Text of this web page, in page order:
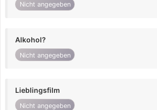
Nicht angegeben
Alkohol?
Nicht angegeben
Lieblingsfilm
Nicht angegeben